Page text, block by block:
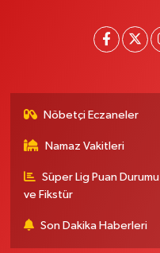
Nöbetçi Eczaneler
Namaz Vakitleri
Süper Lig Puan Durumu
ve Fikstür
Son Dakika Haberleri